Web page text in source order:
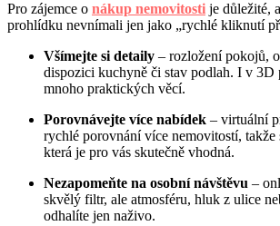
Pro zájemce o nákup nemovitosti je důležité,
prohlídku nevnímali jen jako „rychlé kliknutí
Všímejte si detaily – rozložení pokojů,
dispozici kuchyně či stav podlah. I v 3D
mnoho praktických věcí.
Porovnávejte více nabídek – virtuální
rychlé porovnání více nemovitostí, takže
která je pro vás skutečně vhodná.
Nezapomeňte na osobní návštěvu –
skvělý filtr, ale atmosféru, hluk z ulice
odhalíte jen naživo.